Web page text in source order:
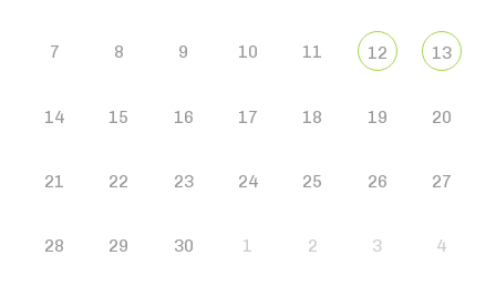
7 8 9 10 11 12 13
14 15 16 17 18 19 20
21 22 23 24 25 26 27
28 29 30 1 2 3 4